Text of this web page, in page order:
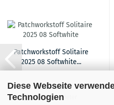
Diese Webseite
Technologien
Patchworkstoff Solitaire
2025 08 Softwhite...
17,90 EUR
17,90 EUR pro Meter